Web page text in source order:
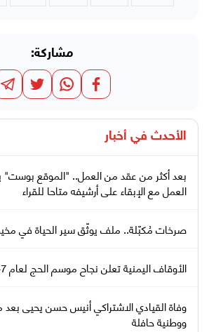
مشاركة:
الأحدث في أخبار
بعد أكثر من عقد من العمل.. "الموقع
العمل مع الإبقاء على أرشيفه متاحا للقراء
صرخات مُكبّلة.. ملف يوثّق سير الحياة في
الأوقاف اليمنية تعلن نجاح موسم الحج لعام 1447هـ
وفاة القيادي الاشتراكي أنيس حسن يحيى
ووطنية حافلة